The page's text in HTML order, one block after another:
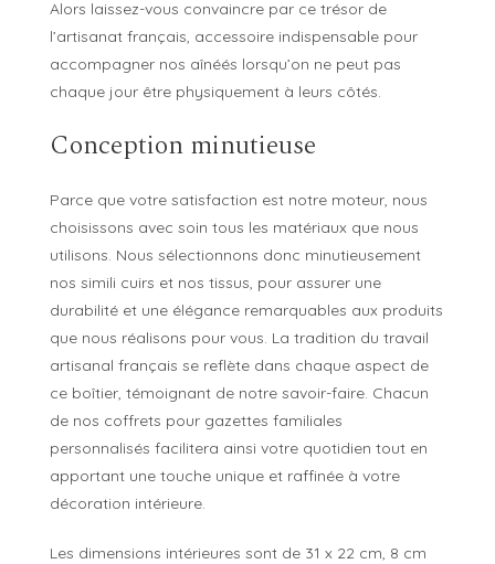
Alors laissez-vous convaincre par ce trésor de
l’artisanat français, accessoire indispensable pour
accompagner nos aînéés lorsqu’on ne peut pas
chaque jour être physiquement à leurs côtés.
Conception minutieuse
Parce que votre satisfaction est notre moteur, nous
choisissons avec soin tous les matériaux que nous
utilisons. Nous sélectionnons donc minutieusement
nos simili cuirs et nos tissus, pour assurer une
durabilité et une élégance remarquables aux produits
que nous réalisons pour vous. La tradition du travail
artisanal français se reflète dans chaque aspect de
ce boîtier, témoignant de notre savoir-faire. Chacun
de nos coffrets pour gazettes familiales
personnalisés facilitera ainsi votre quotidien tout en
apportant une touche unique et raffinée à votre
décoration intérieure.
Les dimensions intérieures sont de 31 x 22 cm, 8 cm